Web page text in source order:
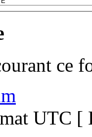
ce
UTC [